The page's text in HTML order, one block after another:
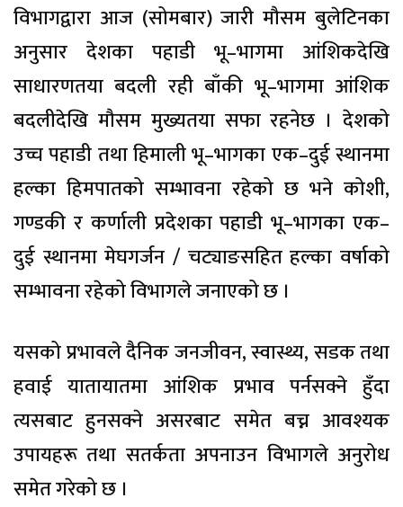
विभागद्वारा आज (सोमबार) जारी मौसम बुलेटिनका
अनुसार देशका पहाडी भू–भागमा आंशिकदेखि
साधारणतया बदली रही बाँकी भू–भागमा आंशिक
बदलीदेखि मौसम मुख्यतया सफा रहनेछ । देशको
उच्च पहाडी तथा हिमाली भू–भागका एक–दुई स्थानमा
हल्का हिमपातको सम्भावना रहेको छ भने कोशी,
गण्डकी र कर्णाली प्रदेशका पहाडी भू–भागका एक–
दुई स्थानमा मेघगर्जन / चट्याङसहित हल्का वर्षाको
सम्भावना रहेको विभागले जनाएको छ ।
यसको प्रभावले दैनिक जनजीवन, स्वास्थ्य, सडक तथा
हवाई यातायातमा आंशिक प्रभाव पर्नसक्ने हुँदा
त्यसबाट हुनसक्ने असरबाट समेत बच्न आवश्यक
उपायहरू तथा सतर्कता अपनाउन विभागले अनुरोध
समेत गरेको छ ।